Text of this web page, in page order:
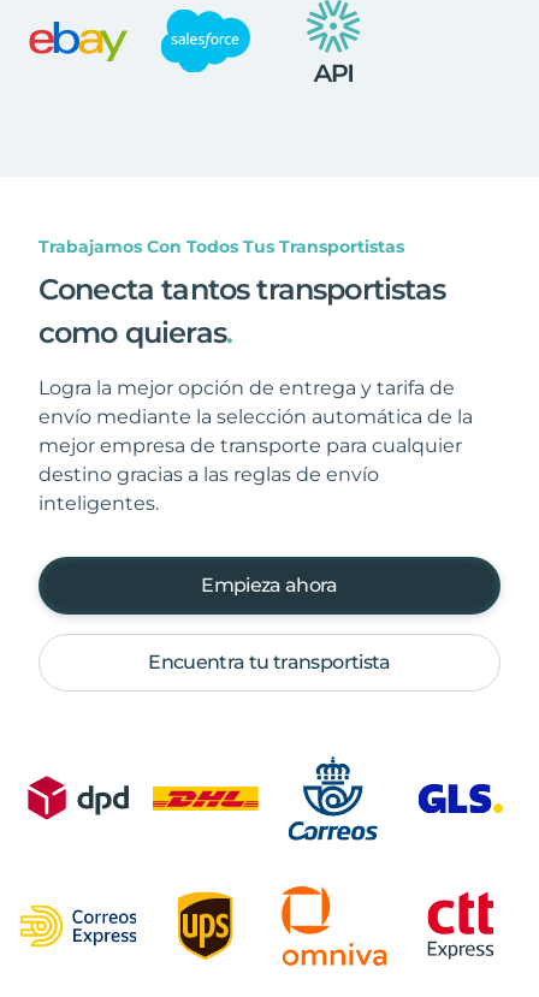
Trabajamos Con Todos Tus Transportistas
Conecta tantos transportistas
como quieras.
Logra la mejor opción de entrega y tarifa de
envío mediante la selección automática de la
mejor empresa de transporte para cualquier
destino gracias a las reglas de envío
inteligentes.
Empieza ahora
Encuentra tu transportista